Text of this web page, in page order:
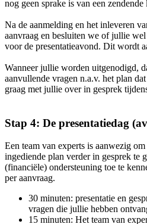
nog geen sprake is van een
Na de aanmelding en het inleveren
aanvraag en besluiten we of jullie
voor de presentatieavond. Dit wordt
Wanneer jullie worden uitgenodigd,
aanvullende vragen n.a.v. het plan
graag met jullie over in gesprek
Stap 4: De presentatiedag
Een team van experts is aanwezig
ingediende plan verder in gesprek te
(financiële) ondersteuning toe te
per aanvraag.
30 minuten: presentatie en
vragen die jullie hebben
15 minuten: Het team van